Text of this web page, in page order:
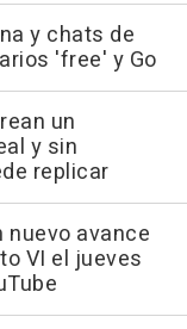
y chats de
'free' y Go
un
y sin
replicar
nuevo avance
VI el jueves